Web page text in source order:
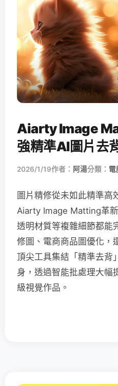
Aiarty Image
強精準AI圖片去
2026/1/19作者： 阿湯分類： 電
圖片精修從未如此精準高
Aiarty Image Matting革
透明材質等複雜細節都能
修圖、電商商品圖優化，
頂尖工具集結「精準去背
身，透過智能批處理大幅
級視覺作品。